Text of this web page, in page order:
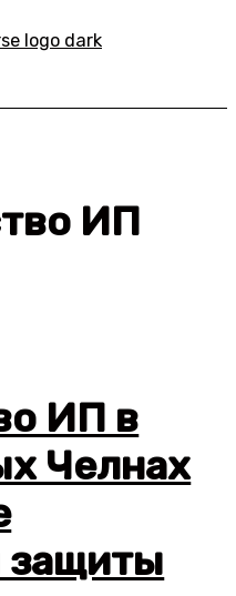
ИП
ИП в
Челнах
защиты